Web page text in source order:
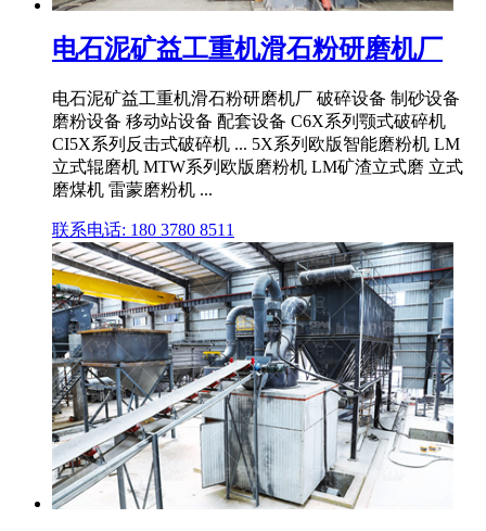
电石泥矿益工重机滑石粉研磨机厂
电石泥矿益工重机滑石粉研磨机厂 破碎设备 制砂设备
磨粉设备 移动站设备 配套设备 C6X系列颚式破碎机
CI5X系列反击式破碎机 ... 5X系列欧版智能磨粉机 LM
立式辊磨机 MTW系列欧版磨粉机 LM矿渣立式磨 立式
磨煤机 雷蒙磨粉机 ...
联系电话: 180 3780 8511